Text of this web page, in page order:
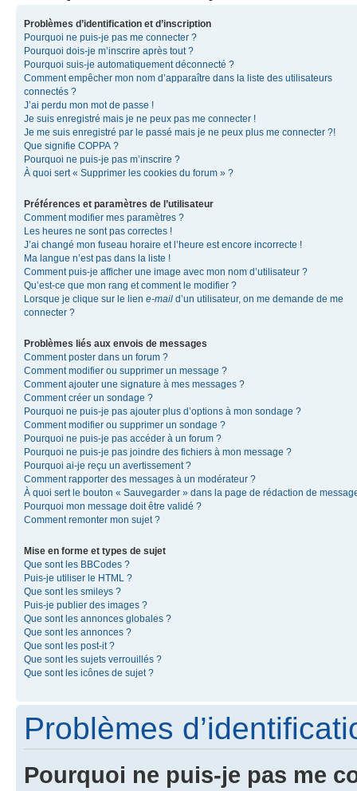
Problèmes d’identification et d’inscription
Pourquoi ne puis-je pas me connecter ?
Pourquoi dois-je m’inscrire après tout ?
Pourquoi suis-je automatiquement déconnecté ?
Comment empêcher mon nom d’apparaître dans la liste des utilisateurs
connectés ?
J’ai perdu mon mot de passe !
Je suis enregistré mais je ne peux pas me connecter !
Je me suis enregistré par le passé mais je ne peux plus me connecter ?!
Que signifie COPPA ?
Pourquoi ne puis-je pas m’inscrire ?
À quoi sert « Supprimer les cookies du forum » ?
Préférences et paramètres de l’utilisateur
Comment modifier mes paramètres ?
Les heures ne sont pas correctes !
J’ai changé mon fuseau horaire et l’heure est encore incorrecte !
Ma langue n’est pas dans la liste !
Comment puis-je afficher une image avec mon nom d’utilisateur ?
Qu’est-ce que mon rang et comment le modifier ?
Lorsque je clique sur le lien e-mail d’un utilisateur, on me demande de me
connecter ?
Problèmes liés aux envois de messages
Comment poster dans un forum ?
Comment modifier ou supprimer un message ?
Comment ajouter une signature à mes messages ?
Comment créer un sondage ?
Pourquoi ne puis-je pas ajouter plus d’options à mon sondage ?
Comment modifier ou supprimer un sondage ?
Pourquoi ne puis-je pas accéder à un forum ?
Pourquoi ne puis-je pas joindre des fichiers à mon message ?
Pourquoi ai-je reçu un avertissement ?
Comment rapporter des messages à un modérateur ?
À quoi sert le bouton « Sauvegarder » dans la page de rédaction de
Pourquoi mon message doit être validé ?
Comment remonter mon sujet ?
Mise en forme et types de sujet
Que sont les BBCodes ?
Puis-je utiliser le HTML ?
Que sont les smileys ?
Puis-je publier des images ?
Que sont les annonces globales ?
Que sont les annonces ?
Que sont les post-it ?
Que sont les sujets verrouillés ?
Que sont les icônes de sujet ?
Problèmes
Pourquoi ne puis-je pas me